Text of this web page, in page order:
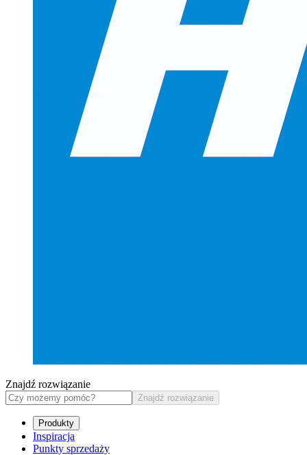
Znajdź rozwiązanie
Znajdź rozwiązanie
Produkty
Inspiracja
Punkty sprzedaży